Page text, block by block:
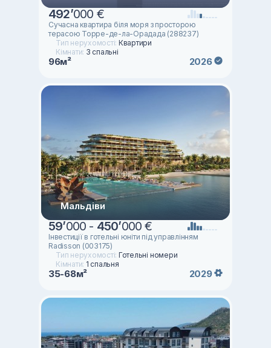
492’000 €
Сучасна квартира біля моря з просторою
терасою Торре-де-ла-Орадада (288237)
Тип нерухомості: Квартири
Кімнати: 3 спальні
96м² 2026
Мальдіви
59’000 - 450’000 €
Інвестиції в готельні юніти під управлінням
Radisson (003175)
Тип нерухомості: Готельні номери
Кімнати: 1 спальня
35-68м² 2029